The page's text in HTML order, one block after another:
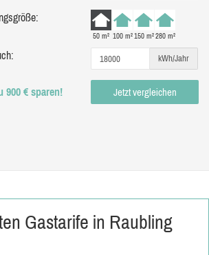
50 m² 100 m²150 m²280 m²
kWh/Jahr
900 € sparen! Jetzt vergleichen
Gastarife in Raubling